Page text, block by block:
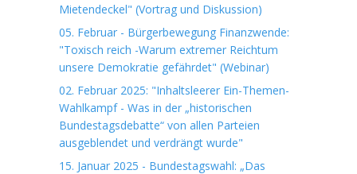
Mietendeckel" (Vortrag und Diskussion)
05. Februar - Bürgerbewegung Finanzwende:
"Toxisch reich -Warum extremer Reichtum
unsere Demokratie gefährdet" (Webinar)
02. Februar 2025: "Inhaltsleerer Ein-Themen-
Wahlkampf - Was in der „historischen
Bundestagsdebatte“ von allen Parteien
ausgeblendet und verdrängt wurde"
15. Januar 2025 - Bundestagswahl: „Das